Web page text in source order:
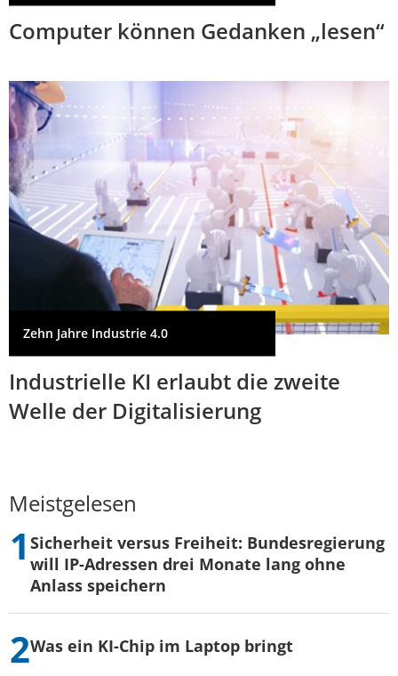
Computer können Gedanken „lesen“
Zehn Jahre Industrie 4.0
Industrielle KI erlaubt die zweite
Welle der Digitalisierung
Meistgelesen
Sicherheit versus Freiheit: Bundesregierung
will IP-Adressen drei Monate lang ohne
Anlass speichern
Was ein KI-Chip im Laptop bringt